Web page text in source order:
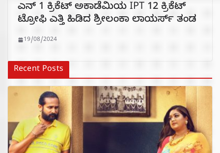
ಎನ್ 1 ಕ್ರಿಕೆಟ್ ಅಕಾಡೆಮಿಯ IPT 12 ಕ್ರಿಕೆಟ್
ಟ್ರೋಫಿ ಎತ್ತಿ ಹಿಡಿದ ಶ್ರೀಲಂಕಾ ಲಾಯರ್ಸ್ ತಂಡ
19/08/2024
Recent Posts